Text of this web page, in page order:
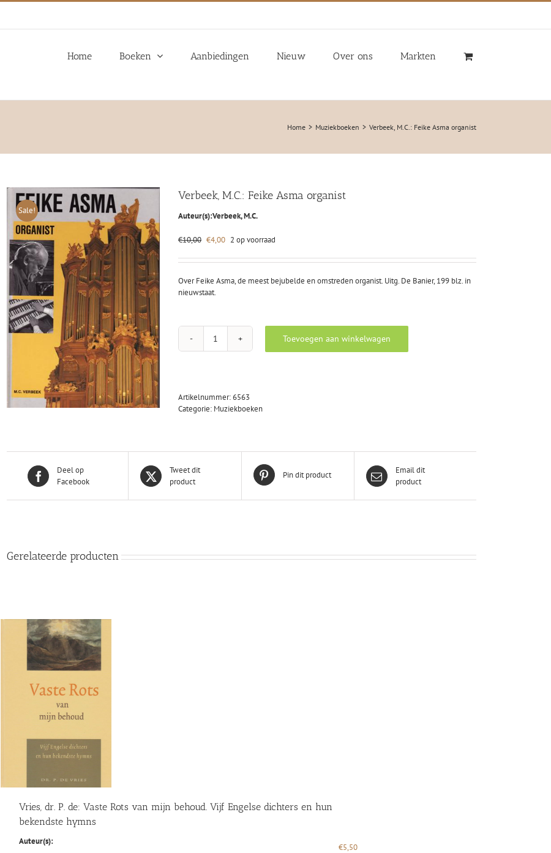
Home Boeken Aanbiedingen Nieuw Over ons Markten
Home Muziekboeken Verbeek, M.C.: Feike Asma organist
Sale!
Verbeek, M.C.: Feike Asma organist
Auteur(s):Verbeek, M.C.
€10,00 Oorspronkelijke
was:
€4,00Huidige
is:
2 op voorraad
Over Feike Asma, de meest bejubelde en omstreden organist. Uitg. De Banier, 199 blz. in
nieuwstaat.
Verbeek,
aantal
Toevoegen aan winkelwagen
Artikelnummer:6563
Categorie: Muziekboeken
Deel op
Facebook
Tweet dit
product
Pin dit product
Email dit
product
Gerelateerde producten
Vries, dr. P. de: Vaste Rots van mijn behoud. Vijf Engelse dichters en hun
bekendste hymns
Auteur(s):
€5,50